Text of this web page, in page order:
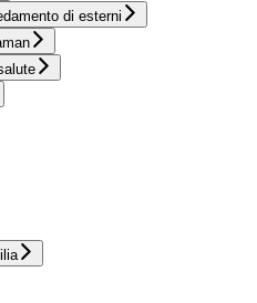
di esterni